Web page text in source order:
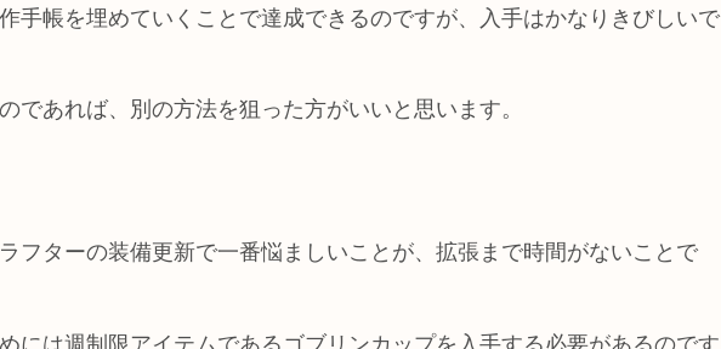
手帳を埋めていくことで達成できるのですが、入手はかなりきびしいで
であれば、別の方法を狙った方がいいと思います。
フターの装備更新で一番悩ましいことが、拡張まで時間がないことで
には週制限アイテムであるゴブリンカップを入手する必要があるのです